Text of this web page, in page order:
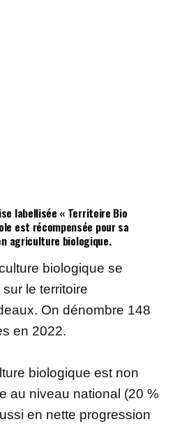
labellisée « Territoire Bio
est récompensée pour sa
agriculture biologique.
biologique se
le territoire
On dénombre 148
en 2022.
biologique est non
au niveau national (20 %
en nette progression